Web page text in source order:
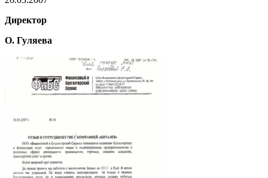
Директор
О. Гуляева